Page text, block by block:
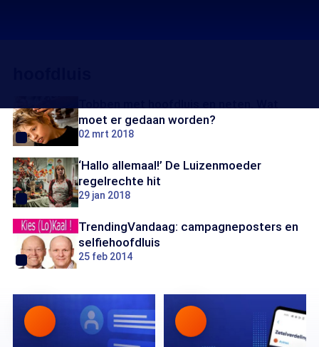
moet er gedaan worden?
02 mrt 2018
‘Hallo allemaal!’ De Luizenmoeder
regelrechte hit
29 jan 2018
TrendingVandaag: campagneposters en
selfiehoofdluis
25 feb 2014